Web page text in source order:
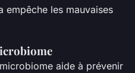
empêche les mauvaises
aide à prévenir